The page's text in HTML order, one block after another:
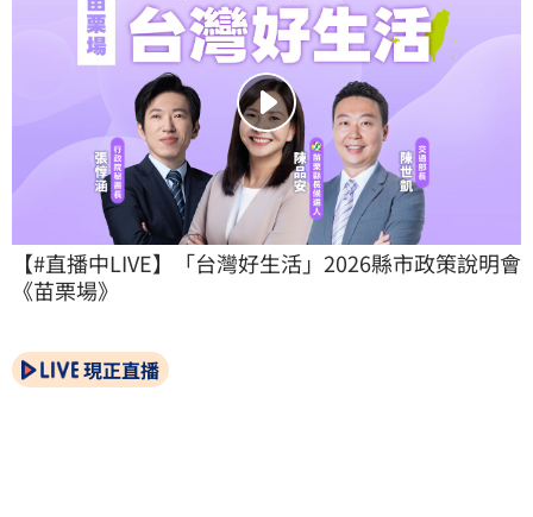
【#直播中LIVE】「台灣好生活」2026縣市政策說明會
《苗栗場》
現正直播